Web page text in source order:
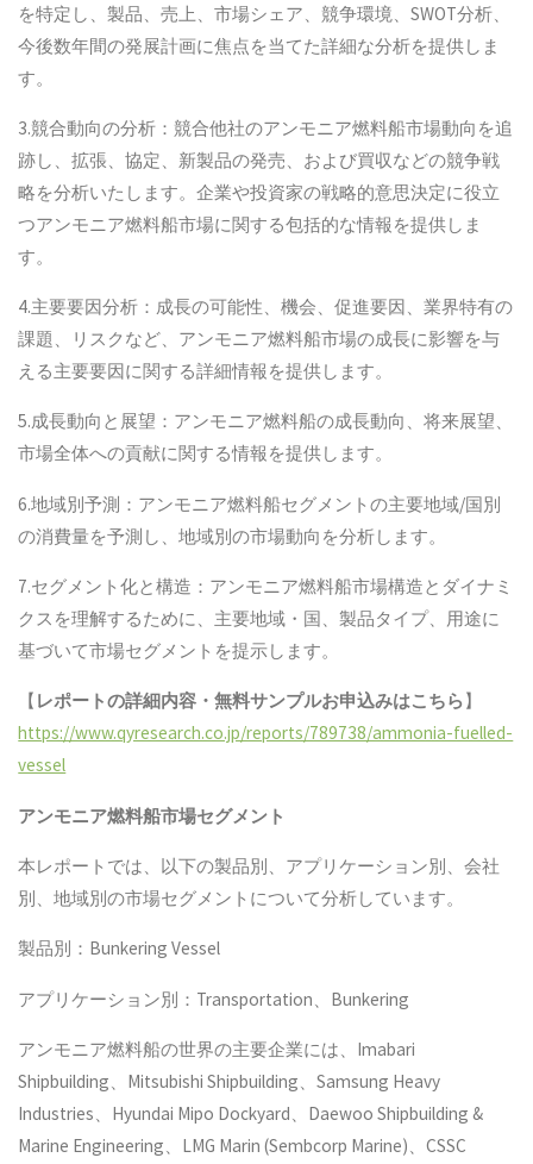
を特定し、製品、売上、市場シェア、競争環境、SWOT分析、
今後数年間の発展計画に焦点を当てた詳細な分析を提供しま
す。
3.競合動向の分析：競合他社のアンモニア燃料船市場動向を追
跡し、拡張、協定、新製品の発売、および買収などの競争戦
略を分析いたします。企業や投資家の戦略的意思決定に役立
つアンモニア燃料船市場に関する包括的な情報を提供しま
す。
4.主要要因分析：成長の可能性、機会、促進要因、業界特有の
課題、リスクなど、アンモニア燃料船市場の成長に影響を与
える主要要因に関する詳細情報を提供します。
5.成長動向と展望：アンモニア燃料船の成長動向、将来展望、
市場全体への貢献に関する情報を提供します。
6.地域別予測：アンモニア燃料船セグメントの主要地域/国別
の消費量を予測し、地域別の市場動向を分析します。
7.セグメント化と構造：アンモニア燃料船市場構造とダイナミ
クスを理解するために、主要地域・国、製品タイプ、用途に
基づいて市場セグメントを提示します。
【 レポートの詳細内容・無料サンプルお申込みはこちら】
https://www.qyresearch.co.jp/reports/789738/ammonia-fuelled-
vessel
アンモニア燃料船市場セグメント
本レポートでは、以下の製品別、アプリケーション別、会社
別、地域別の市場セグメントについて分析しています。
製品別：Bunkering Vessel
アプリケーション別：Transportation、Bunkering
アンモニア燃料船の世界の主要企業には、Imabari
Shipbuilding、Mitsubishi Shipbuilding、Samsung Heavy
Industries、Hyundai Mipo Dockyard、Daewoo Shipbuilding &
Marine Engineering、LMG Marin (Sembcorp Marine)、CSSC